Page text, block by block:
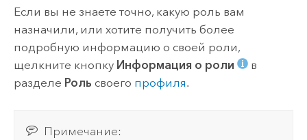
Если вы не знаете точно, какую роль вам
назначили, или хотите получить более
подробную информацию о своей роли,
щелкните кнопку Информация о роли
в
разделе Роль своего профиля.
Примечание: